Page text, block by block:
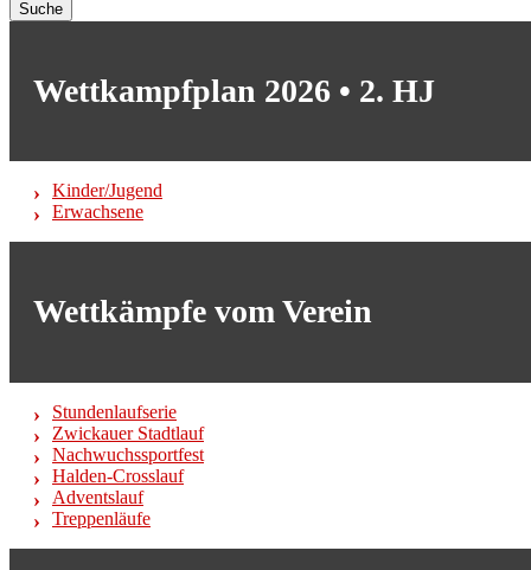
Suche
Wettkampfplan 2026 • 2. HJ
Kinder/Jugend
Erwachsene
Wettkämpfe vom Verein
Stundenlaufserie
Zwickauer Stadtlauf
Nachwuchssportfest
Halden-Crosslauf
Adventslauf
Treppenläufe